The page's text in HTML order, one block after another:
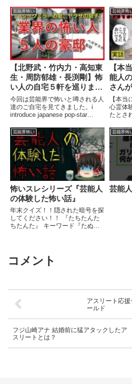
ズな芸能人 についてご紹介。 い
ったい、クズと ...関連ツイート
...関連
芸能界怖い
【北野武・竹内力・高知東
生・周防郁雄・長渕剛】怖
い人の自宅５軒を巡りまし
た #ビートたけし自宅 #芸
能人の自宅 #芸能界のドン
#芸能界金と権力
今回は芸能界で怖いと噂される人
達のご自宅を見てきました。i
introduce japanese pop-star
関連ツイート
芸能界怖
【本
能人
さん
い話
るア
【本
心霊体
たとさ
連ツイ
芸能界怖い
怖いスレシリーズ『芸能人
の体験した怖い話』
年末クイズ！！隠された暗号を探
してください！！ 『たちたんた
ちたんた』 キーワード『たぬ
芸能界怖
芸能
コメント
アスリート応
ールド
フジ山崎アナ 結婚前に猛アタックしたア
スリートとは？